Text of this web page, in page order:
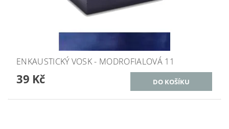
ENKAUSTICKÝ VOSK - MODROFIALOVÁ 11
39 Kč